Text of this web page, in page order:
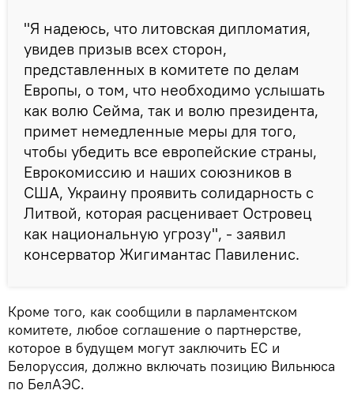
"Я надеюсь, что литовская дипломатия,
увидев призыв всех сторон,
представленных в комитете по делам
Европы, о том, что необходимо услышать
как волю Сейма, так и волю президента,
примет немедленные меры для того,
чтобы убедить все европейские страны,
Еврокомиссию и наших союзников в
США, Украину проявить солидарность с
Литвой, которая расценивает Островец
как национальную угрозу", - заявил
консерватор Жигимантас Павиленис.
Кроме того, как сообщили в парламентском
комитете, любое соглашение о партнерстве,
которое в будущем могут заключить ЕС и
Белоруссия, должно включать позицию Вильнюса
по БелАЭС.